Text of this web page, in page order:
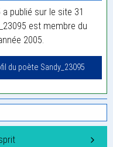
a publié sur le site 31
est membre du
2005.
du poète Sandy_23095